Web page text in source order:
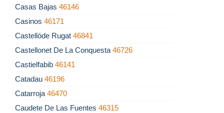
Casas Bajas 46146
Casinos 46171
Castellóde Rugat 46841
Castellonet De La Conquesta 46726
Castielfabib 46141
Catadau 46196
Catarroja 46470
Caudete De Las Fuentes 46315